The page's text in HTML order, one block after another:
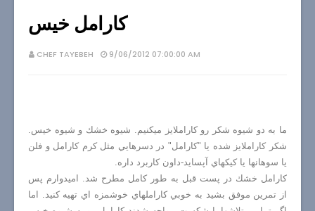
كارامل خيس
CHEF TAYEBEH 9/06/2012 07:00:00 AM
ما به دو شيوه شكر رو كاراملايز ميكنيم. شيوه خشك و شيوه خيس.
شكر كاراملايز شده يا "كارامل" در دسرهايي مثل كرم كارامل و فلن
يا سوهانها يا كيكهاي آپسايد-داون كاربرد داره.
كارامل خشك در پست قبل به طور كامل مطرح شد. اميدوارم پس
از تمرين موفق بشيد به خوبي كاراملهاي خوشمزه اي تهيه كنيد. اما